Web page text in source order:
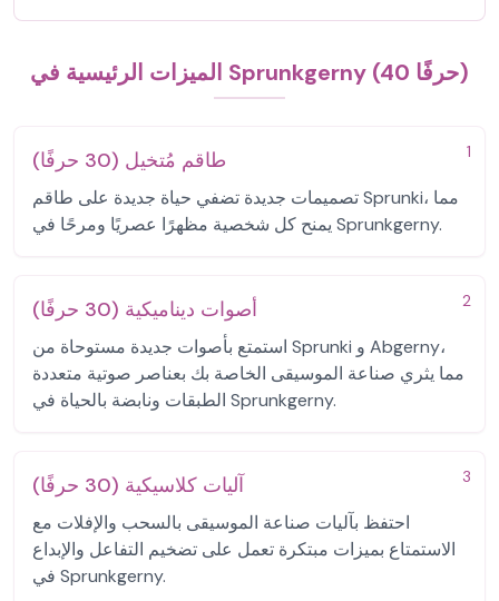
الميزات الرئيسية في Sprunkgerny (40 حرفًا)
1 طاقم مُتخيل (30 حرفًا)
تصميمات جديدة تضفي حياة جديدة على طاقم Sprunki، مما
يمنح كل شخصية مظهرًا عصريًا ومرحًا في Sprunkgerny.
2 أصوات ديناميكية (30 حرفًا)
استمتع بأصوات جديدة مستوحاة من Sprunki و Abgerny،
مما يثري صناعة الموسيقى الخاصة بك بعناصر صوتية متعددة
الطبقات ونابضة بالحياة في Sprunkgerny.
3 آليات كلاسيكية (30 حرفًا)
احتفظ بآليات صناعة الموسيقى بالسحب والإفلات مع
الاستمتاع بميزات مبتكرة تعمل على تضخيم التفاعل والإبداع
في Sprunkgerny.